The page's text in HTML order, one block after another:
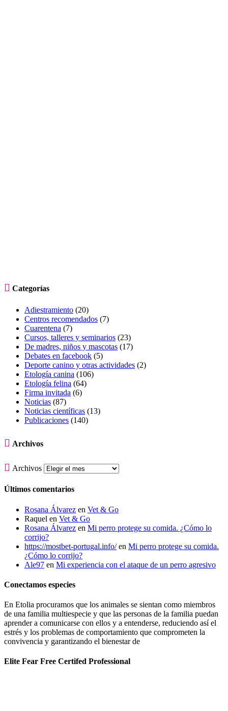
 Categorías
Adiestramiento (20)
Centros recomendados (7)
Cuarentena (7)
Cursos, talleres y seminarios (23)
De madres, niños y mascotas (17)
Debates en facebook (5)
Deporte canino y otras actividades (2)
Etología canina (106)
Etología felina (64)
Firma invitada (6)
Noticias (87)
Noticias científicas (13)
Publicaciones (140)
 Archivos
 Archivos
Últimos comentarios
Rosana Álvarez en Vet & Go
Raquel en Vet & Go
Rosana Álvarez en Mi perro protege su comida. ¿Cómo lo
corrijo?
https://mostbet-portugal.info/en Mi perro protege su comida.
¿Cómo lo corrijo?
Ale97 en Mi experiencia con el ataque de un perro agresivo
Conectamos especies
En Etolia procuramos que los animales se sientan como miembros
de una familia multiespecie y que las personas de la familia puedan
aprender a comunicarse con ellos y a entenderse, reduciendo así el
estrés y los problemas de comportamiento que comprometen la
convivencia y garantizando el bienestar de
Elite Fear Free Certifed Professional